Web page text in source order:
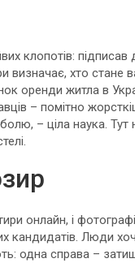
клопотів: підписав
визначає, хто
оренди житла в
– помітно
– ціла наука. Тут
онлайн, і фотографії
кандидатів. Люди
одна справа –